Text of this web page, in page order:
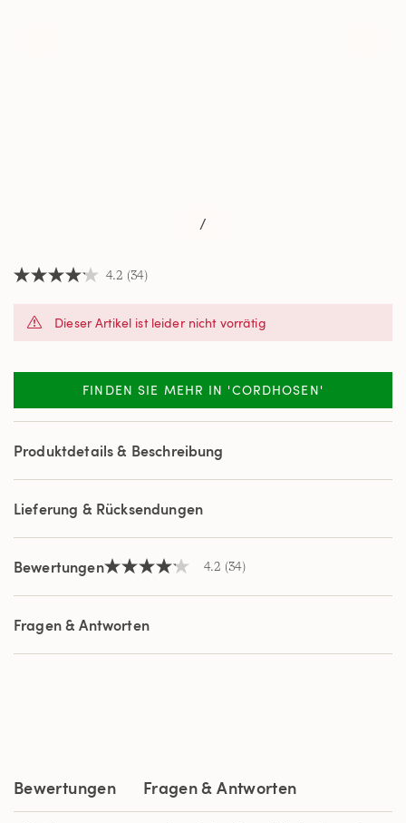
/
4.2
Sternen,
Bewertung.
Reviews.
Link
derselben
4.2 (34)
Dieser Artikel ist leider nicht vorrätig
FINDEN SIE MEHR IN 'CORDHOSEN'
Produktdetails & Beschreibung
Lieferung & Rücksendungen
Bewertungen4.2
5
Sternen,
Durchschnittswert
Bewertung.
4.2 (34)
Fragen & Antworten
Bewertungen Fragen & Antworten